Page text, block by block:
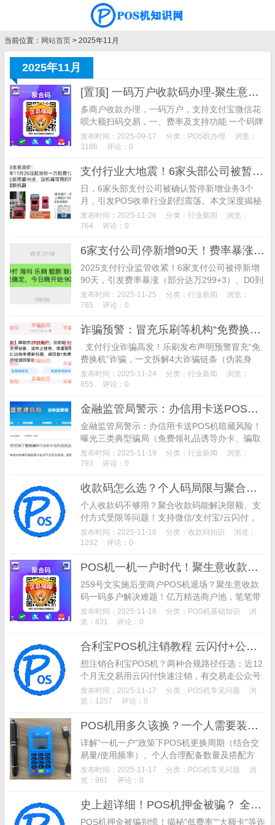
当前位置： 网站首页 > 2025年11月
2025年11月
[置顶] 一码万户收款码办理-聚生意收款码办理
多商户收款办理，一码万户，支持支付宝微信花
呗大额扫码交易，一、费率及支持功能 一个码牌
搞定千万商户，全国商户任你选，费率如下图所
示： 支付宝和微信大额支付费率0.6%， 单笔最
现，单次加提现费2块
发布时间：2025-09-17 分类： POS机办理
浏览：
3186
评论：0
支付行业大地震！6家头部公司被暂停新增，背后真相曝光
日，6家头部支付公司被确认暂停新增业务3个
月，引发POS收单行业剧烈震荡。本文深度揭秘
事件背后“互相举报”链条，从顶某熠资质被取
消、SN码造假，到白板机自动切商户遭封杀，全
发布时间：2025-11-26 分类： 行业新闻
浏览：
764
评论：0
6家支付公司停新增90天！费率暴涨至万300+、部分T1到账
2025支付行业监管收紧！6家支付公司被停新增
90天，引发费率暴涨（部分达万299+3）、D0到
账限制、T1结算普及等连锁反应。聚合平台、代
理商、商户受冲击，真商业务与收款码成布局重
转型方向，助从业者把握合规机遇。
发布时间：2025-11-25 分类： 行业新闻
浏览：
765
评论：0
诈骗预警：冒充乐刷等机构“免费换机”，乐刷支付已报警
. 支付行业诈骗高发！乐刷发布声明预警冒充“免
费换机”诈骗，一文拆解4大诈骗链条（伪装身
份、制造焦虑、套取信息、盗刷资金），附商户
避坑指南，教你识别冒充支付机构骗局，守住资
发布时间：2025-11-24 分类： 行业新闻
浏览：
855
评论：0
金融监管局警示：办信用卡送POS机藏风险，三类骗局需警惕
金融监管局警示：办信用卡送POS机暗藏风险！
曝光三类典型骗局（免费领礼品诱导办卡、骗取
保证金、套取押金），附四大避坑指南，教你通
过正规渠道办卡，守护资金与信息安全。
发布时间：2025-11-19 分类： 行业新闻
浏览：
793
评论：0
收款码怎么选？个人码局限与聚合码11大优势全对比
个人收款码不够用？聚合收款码能解决限额、支
付方式受限等问题！支持微信/支付宝/云闪付，
秒到账无手续费，还可对接核销系统、申请300
万流水贷，2025商户必看对比指南。
发布时间：2025-11-18 分类： 收款码知识
浏览：
1292
评论：0
POS机一机一户时代！聚生意收款码多商户切换+秒到账，合规又好用
259号文实施后变商户POS机退场？聚生意收款
码一码多户解决难题！亿万精选商户池，笔笔带
积分，自主切换商户美化账单，D0秒到无额外费
用，合规养卡提额不踩风控。
发布时间：2025-11-18 分类： POS机基础知识
浏
览：831
评论：0
合利宝POS机注销教程 云闪付+公众号两种官方方法详细步骤
想注销合利宝POS机？两种合规路径任选：近12
个月无交易用云闪付快速注销，有交易走公众号
全程线上操作，附资料准备、审核查询全流程，
新手也能轻松搞定。
发布时间：2025-11-17 分类： POS机常见问题
浏
览：1257
评论：0
POS机用多久该换？一个人需要装多少台？ 259号文后实用指南
详解"一机一户"政策下POS机更换周期（结合交
易量/使用频率）、个人合理配备数量及搭配方
案，教你避坑忽悠版POS机，通过稳定设备与多
元商户搭配助力信用卡提额。
发布时间：2025-11-17 分类： POS机常见问题
浏
览：961
评论：0
史上超详细！POS机押金被骗？ 全套追回方法与防骗指南
POS机押金被骗别慌！揭秘"低费率""大额卡"等诈